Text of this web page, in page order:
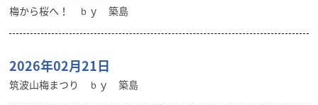
梅から桜へ！ ｂｙ 築島
2026年02月21日
筑波山梅まつり ｂｙ 築島